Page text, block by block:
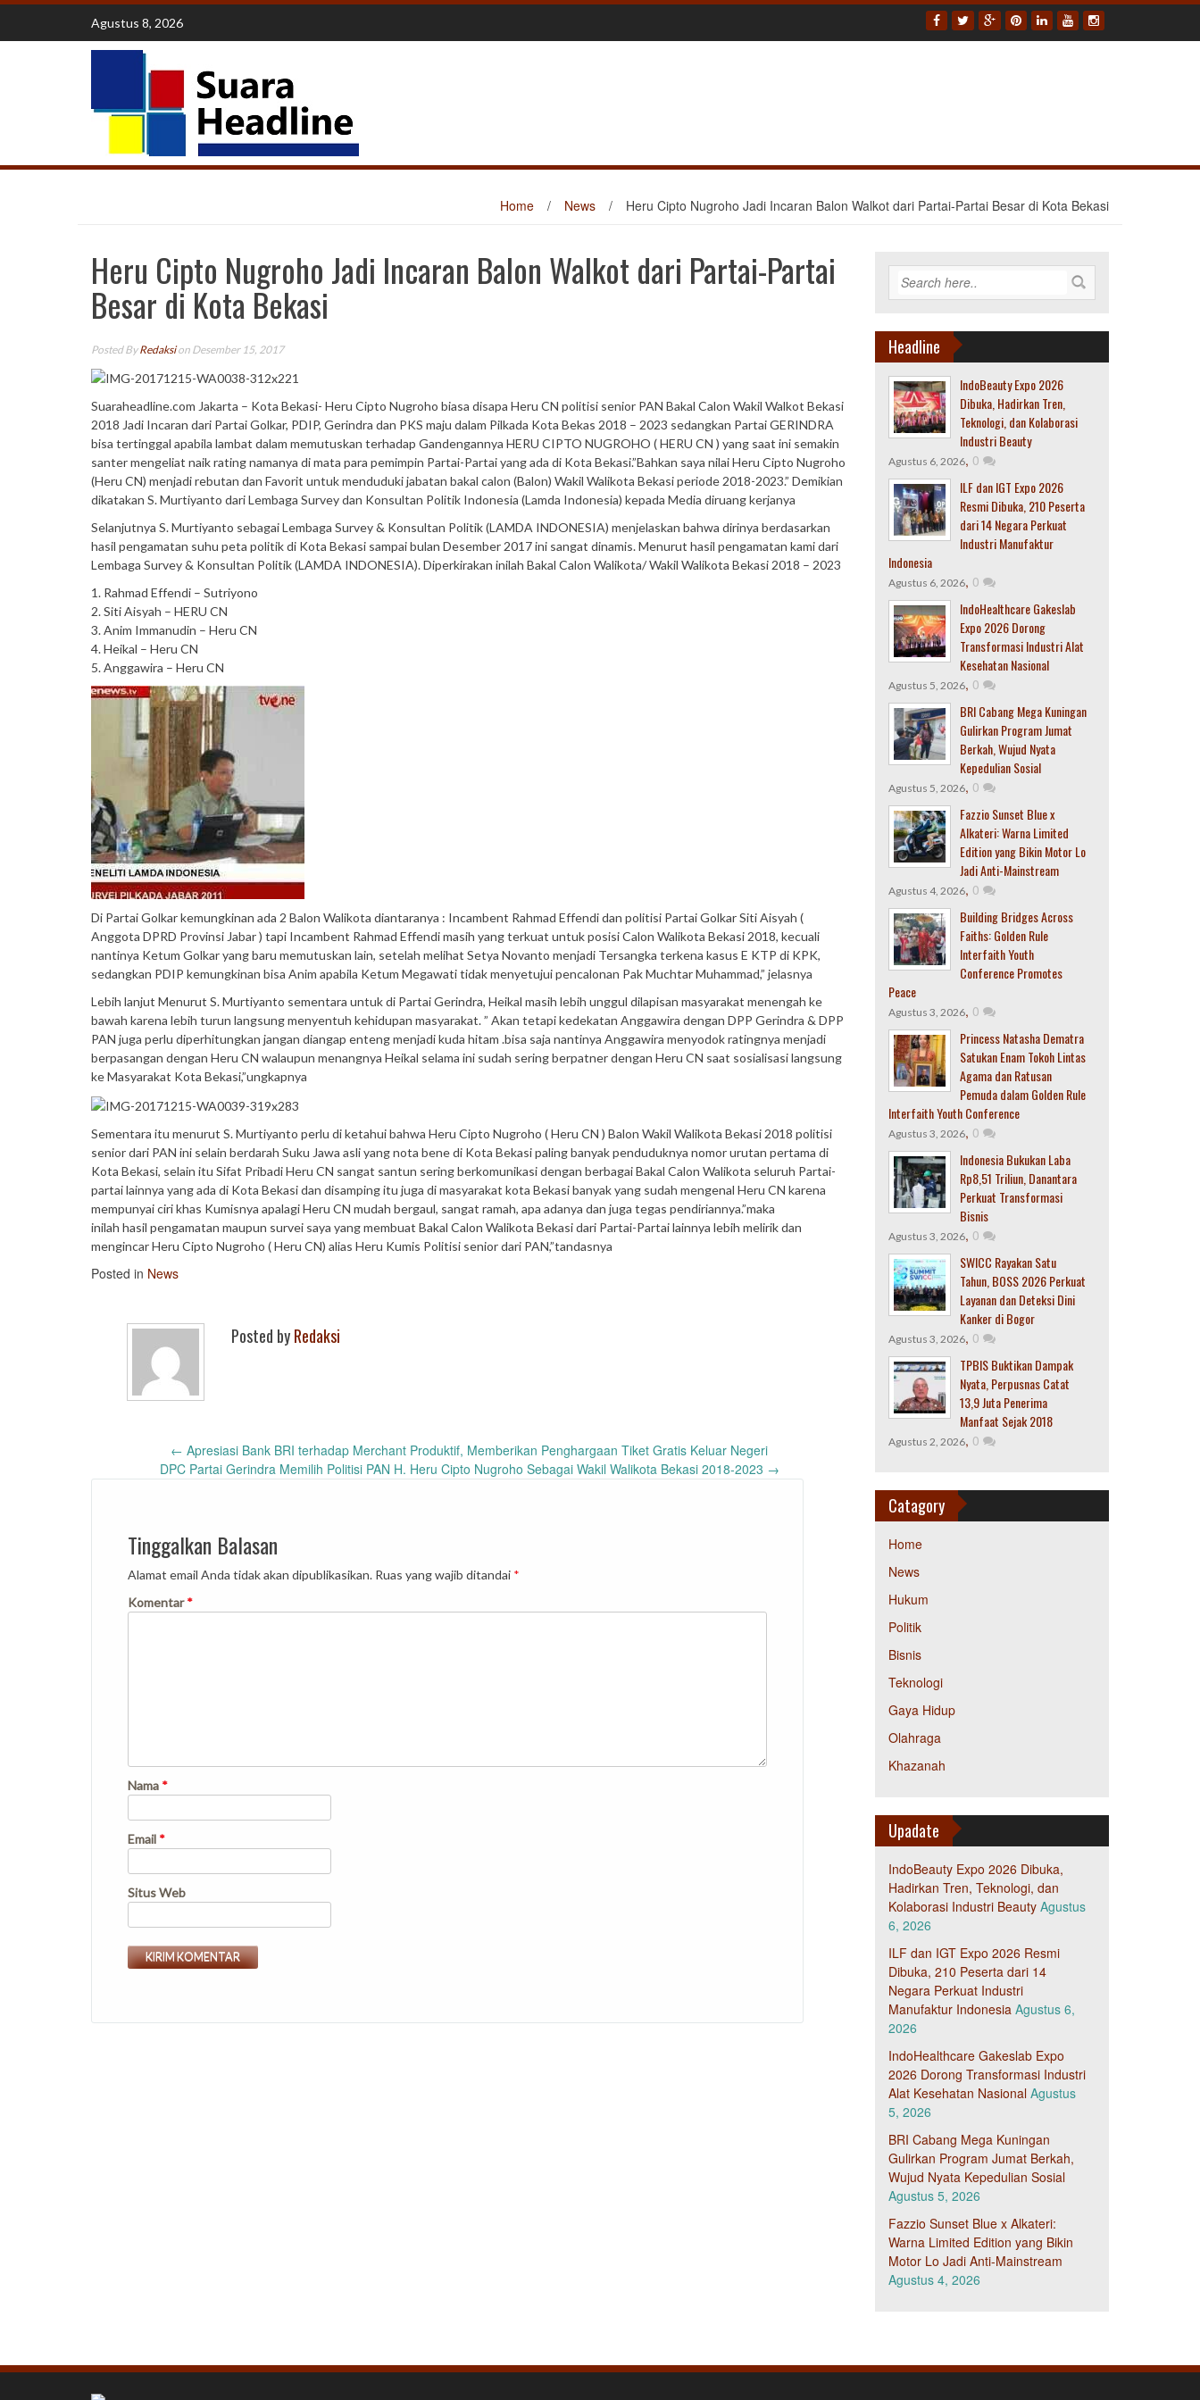
Skip
content
Agustus 8, 2026
Home / News / Heru Cipto Nugroho Jadi Incaran Balon Walkot dari Partai-Partai Besar di Kota Bekasi
Heru Cipto Nugroho Jadi Incaran Balon Walkot dari Partai-Partai
Besar di Kota Bekasi
Posted ByRedaksion Desember 15, 2017
Suaraheadline.com Jakarta – Kota Bekasi- Heru Cipto Nugroho biasa disapa Heru CN politisi senior PAN Bakal Calon Wakil Walkot Bekasi
2018 Jadi Incaran dari Partai Golkar, PDIP, Gerindra dan PKS maju dalam Pilkada Kota Bekas 2018 – 2023 sedangkan Partai GERINDRA
bisa tertinggal apabila lambat dalam memutuskan terhadap Gandengannya HERU CIPTO NUGROHO ( HERU CN ) yang saat ini semakin
santer mengeliat naik rating namanya di mata para pemimpin Partai-Partai yang ada di Kota Bekasi.”Bahkan saya nilai Heru Cipto Nugroho
(Heru CN) menjadi rebutan dan Favorit untuk menduduki jabatan bakal calon (Balon) Wakil Walikota Bekasi periode 2018-2023.” Demikian
dikatakan S. Murtiyanto dari Lembaga Survey dan Konsultan Politik Indonesia (Lamda Indonesia) kepada Media diruang kerjanya
Selanjutnya S. Murtiyanto sebagai Lembaga Survey & Konsultan Politik (LAMDA INDONESIA) menjelaskan bahwa dirinya berdasarkan
hasil pengamatan suhu peta politik di Kota Bekasi sampai bulan Desember 2017 ini sangat dinamis. Menurut hasil pengamatan kami dari
Lembaga Survey & Konsultan Politik (LAMDA INDONESIA). Diperkirakan inilah Bakal Calon Walikota/ Wakil Walikota Bekasi 2018 – 2023
1. Rahmad Effendi – Sutriyono
2. Siti Aisyah – HERU CN
3. Anim Immanudin – Heru CN
4. Heikal – Heru CN
5. Anggawira – Heru CN
Di Partai Golkar kemungkinan ada 2 Balon Walikota diantaranya : Incambent Rahmad Effendi dan politisi Partai Golkar Siti Aisyah (
Anggota DPRD Provinsi Jabar ) tapi Incambent Rahmad Effendi masih yang terkuat untuk posisi Calon Walikota Bekasi 2018, kecuali
nantinya Ketum Golkar yang baru memutuskan lain, setelah melihat Setya Novanto menjadi Tersangka terkena kasus E KTP di KPK,
sedangkan PDIP kemungkinan bisa Anim apabila Ketum Megawati tidak menyetujui pencalonan Pak Muchtar Muhammad,” jelasnya
Lebih lanjut Menurut S. Murtiyanto sementara untuk di Partai Gerindra, Heikal masih lebih unggul dilapisan masyarakat menengah ke
bawah karena lebih turun langsung menyentuh kehidupan masyarakat. ” Akan tetapi kedekatan Anggawira dengan DPP Gerindra & DPP
PAN juga perlu diperhitungkan jangan diangap enteng menjadi kuda hitam .bisa saja nantinya Anggawira menyodok ratingnya menjadi
berpasangan dengan Heru CN walaupun menangnya Heikal selama ini sudah sering berpatner dengan Heru CN saat sosialisasi langsung
ke Masyarakat Kota Bekasi,”ungkapnya
Sementara itu menurut S. Murtiyanto perlu di ketahui bahwa Heru Cipto Nugroho ( Heru CN ) Balon Wakil Walikota Bekasi 2018 politisi
senior dari PAN ini selain berdarah Suku Jawa asli yang nota bene di Kota Bekasi paling banyak penduduknya nomor urutan pertama di
Kota Bekasi, selain itu Sifat Pribadi Heru CN sangat santun sering berkomunikasi dengan berbagai Bakal Calon Walikota seluruh Partai-
partai lainnya yang ada di Kota Bekasi dan disamping itu juga di masyarakat kota Bekasi banyak yang sudah mengenal Heru CN karena
mempunyai ciri khas Kumisnya apalagi Heru CN mudah bergaul, sangat ramah, apa adanya dan juga tegas pendiriannya.”maka
inilah hasil pengamatan maupun survei saya yang membuat Bakal Calon Walikota Bekasi dari Partai-Partai lainnya lebih melirik dan
mengincar Heru Cipto Nugroho ( Heru CN) alias Heru Kumis Politisi senior dari PAN,”tandasnya
Posted in News
Posted byRedaksi
navigation
← Apresiasi Bank BRI terhadap Merchant Produktif, Memberikan Penghargaan Tiket Gratis Keluar Negeri
DPC Partai Gerindra Memilih Politisi PAN H. Heru Cipto Nugroho Sebagai Wakil Walikota Bekasi 2018-2023 →
Tinggalkan Balasan
Alamat email Anda tidak akan dipublikasikan. Ruas yang wajib ditandai *
Komentar*
Nama *
Email *
Situs Web
Headline
IndoBeauty Expo 2026
Dibuka, Hadirkan Tren,
Teknologi, dan Kolaborasi
Industri Beauty
Agustus 6, 2026, 0
ILF dan IGT Expo 2026
Resmi Dibuka, 210 Peserta
dari 14 Negara Perkuat
Industri Manufaktur
Indonesia
Agustus 6, 2026, 0
IndoHealthcare Gakeslab
Expo 2026 Dorong
Transformasi Industri Alat
Kesehatan Nasional
Agustus 5, 2026, 0
BRI Cabang Mega Kuningan
Gulirkan Program Jumat
Berkah, Wujud Nyata
Kepedulian Sosial
Agustus 5, 2026, 0
Fazzio Sunset Blue x
Alkateri: Warna Limited
Edition yang Bikin Motor Lo
Jadi Anti-Mainstream
Agustus 4, 2026, 0
Building Bridges Across
Faiths: Golden Rule
Interfaith Youth
Conference Promotes
Peace
Agustus 3, 2026, 0
Princess Natasha Dematra
Satukan Enam Tokoh Lintas
Agama dan Ratusan
Pemuda dalam Golden Rule
Interfaith Youth Conference
Agustus 3, 2026, 0
Indonesia Bukukan Laba
Rp8,51 Triliun, Danantara
Perkuat Transformasi
Bisnis
Agustus 3, 2026, 0
SWICC Rayakan Satu
Tahun, BOSS 2026 Perkuat
Layanan dan Deteksi Dini
Kanker di Bogor
Agustus 3, 2026, 0
TPBIS Buktikan Dampak
Nyata, Perpusnas Catat
13,9 Juta Penerima
Manfaat Sejak 2018
Agustus 2, 2026, 0
Catagory
Home
News
Hukum
Politik
Bisnis
Teknologi
Gaya Hidup
Olahraga
Khazanah
Upadate
IndoBeauty Expo 2026 Dibuka,
Hadirkan Tren, Teknologi, dan
Kolaborasi Industri Beauty Agustus
6, 2026
ILF dan IGT Expo 2026 Resmi
Dibuka, 210 Peserta dari 14
Negara Perkuat Industri
Manufaktur Indonesia Agustus 6,
2026
IndoHealthcare Gakeslab Expo
2026 Dorong Transformasi Industri
Alat Kesehatan Nasional Agustus
5, 2026
BRI Cabang Mega Kuningan
Gulirkan Program Jumat Berkah,
Wujud Nyata Kepedulian Sosial
Agustus 5, 2026
Fazzio Sunset Blue x Alkateri:
Warna Limited Edition yang Bikin
Motor Lo Jadi Anti-Mainstream
Agustus 4, 2026